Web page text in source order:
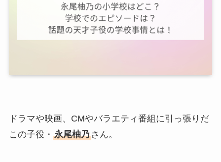
ドラマや映画、CMやバラエティ番組に引っ張りだ
この子役・ 永尾柚乃さん。